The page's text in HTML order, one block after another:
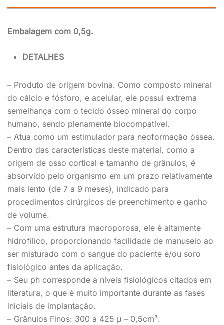
Embalagem com 0,5g.
DETALHES
– Produto de origem bovina. Como composto mineral
do cálcio e fósforo, e acelular, ele possui extrema
semelhança com o tecido ósseo mineral do corpo
humano, sendo plenamente biocompatível.
– Atua como um estimulador para neoformação óssea.
Dentro das características deste material, como a
origem de osso cortical e tamanho de grânulos, é
absorvido pelo organismo em um prazo relativamente
mais lento (de 7 a 9 meses), indicado para
procedimentos cirúrgicos de preenchimento e ganho
de volume.
– Com uma estrutura macroporosa, ele é altamente
hidrofílico, proporcionando facilidade de manuseio ao
ser misturado com o sangue do paciente e/ou soro
fisiológico antes da aplicação.
– Seu ph corresponde a níveis fisiológicos citados em
literatura, o que é muito importante durante as fases
iniciais de implantação.
– Grânulos Finos: 300 a 425 µ – 0,5cm³.